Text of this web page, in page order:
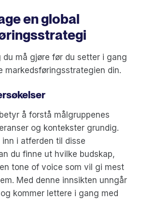
en global
du må gjøre før du setter i gang
markedsføringsstrategien din.
å forstå målgruppenes
og kontekster grundig.
i atferden til disse
du finne ut hvilke budskap,
tone of voice som vil gi mest
Med denne innsikten unngår
kommer lettere i gang med